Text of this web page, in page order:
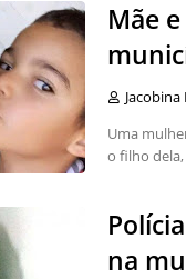
Mãe
Uma
o filho
na